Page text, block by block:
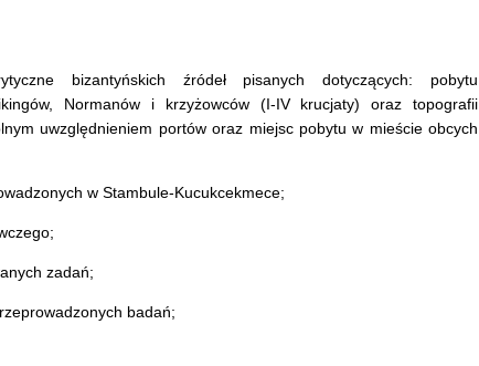
bizantyńskich źródeł pisanych dotyczących: pobytu
Normanów i krzyżowców (I-IV krucjaty) oraz topografii
uwzględnieniem portów oraz miejsc pobytu w mieście obcych
w Stambule-Kucukcekmece;
zadań;
badań;